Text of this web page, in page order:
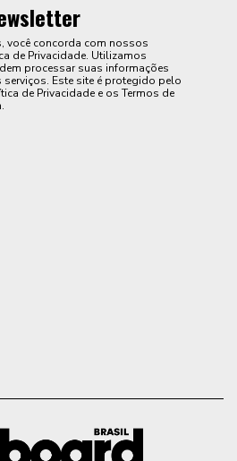
você concorda com nossos
de Privacidade. Utilizamos
processar suas informações
Este site é protegido pelo
de Privacidade e os Termos de